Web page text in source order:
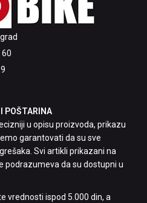
60
POŠTARINA
u opisu proizvoda, prikazu
garantovati da su sve
Svi artikli prikazani na
podrazumeva da su dostupni u
vrednosti ispod 5.000 din, a